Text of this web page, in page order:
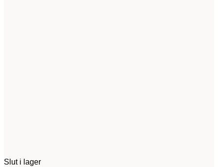
Slut i lager